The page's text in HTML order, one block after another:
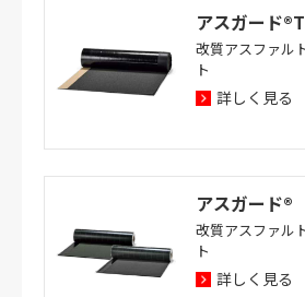
アスガード
改質アスファル
ト
詳しく見る
アスガード®
改質アスファル
ト
詳しく見る